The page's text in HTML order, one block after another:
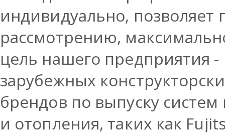
индивидуально, позволяет
рассмотрению,
цель нашего предприятия
зарубежных
брендов по выпуску
и отопления, таких как